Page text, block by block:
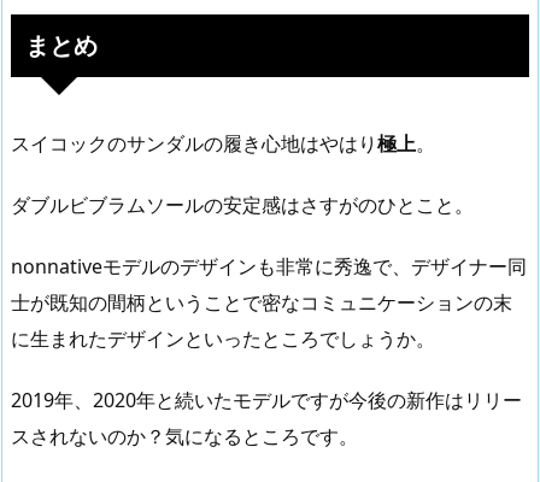
まとめ
スイコックのサンダルの履き心地はやはり極上。
ダブルビブラムソールの安定感はさすがのひとこと。
nonnativeモデルのデザインも非常に秀逸で、デザイナー同
士が既知の間柄ということで密なコミュニケーションの末
に生まれたデザインといったところでしょうか。
2019年、2020年と続いたモデルですが今後の新作はリリー
スされないのか？気になるところです。